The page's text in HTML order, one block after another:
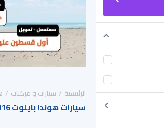
الرئيسية سيارات و مركبات
سيارات هوندا بايلوت 2016 للبيع في السعودية